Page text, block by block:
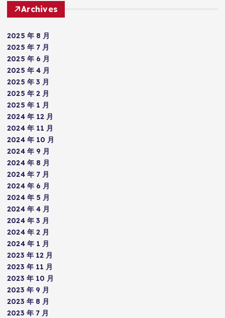
Archives
2025 年 8 月
2025 年 7 月
2025 年 6 月
2025 年 4 月
2025 年 3 月
2025 年 2 月
2025 年 1 月
2024 年 12 月
2024 年 11 月
2024 年 10 月
2024 年 9 月
2024 年 8 月
2024 年 7 月
2024 年 6 月
2024 年 5 月
2024 年 4 月
2024 年 3 月
2024 年 2 月
2024 年 1 月
2023 年 12 月
2023 年 11 月
2023 年 10 月
2023 年 9 月
2023 年 8 月
2023 年 7 月